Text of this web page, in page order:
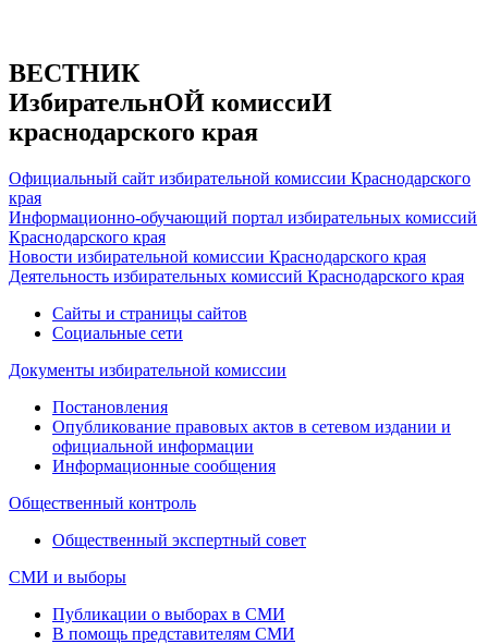
ВЕСТНИК
ИзбирательнОЙ комиссиИ
краснодарского края
Официальный сайт избирательной комиссии Краснодарского
края
Информационно-обучающий портал избирательных комиссий
Краснодарского края
Новости избирательной комиссии Краснодарского края
Деятельность избирательных комиссий Краснодарского края
Сайты и страницы сайтов
Социальные сети
Документы избирательной комиссии
Постановления
Опубликование правовых актов в сетевом издании и
официальной информации
Информационные сообщения
Общественный контроль
Общественный экспертный совет
СМИ и выборы
Публикации о выборах в СМИ
В помощь представителям СМИ